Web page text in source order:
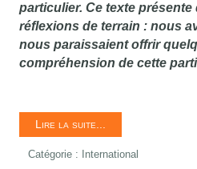
particulier. Ce texte
réflexions de terrain : nous
nous paraissaient offrir
compréhension de cette
Lire la suite...
Catégorie : International